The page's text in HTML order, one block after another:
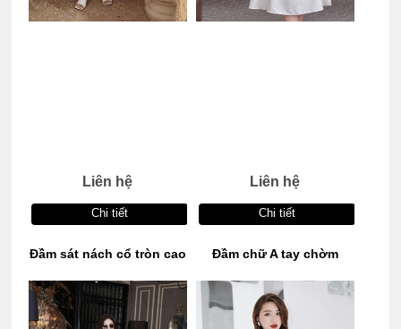
Liên hệ
Chi tiết
Liên hệ
Chi tiết
Đầm sát nách cổ tròn cao Đầm chữ A tay chờm